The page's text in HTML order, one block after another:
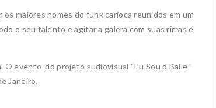
os maiores nomes do funk carioca reunidos em um
o seu talento e agitar a galera com suas rimas e
evento do projeto audiovisual “Eu Sou o Baile ”
Janeiro.